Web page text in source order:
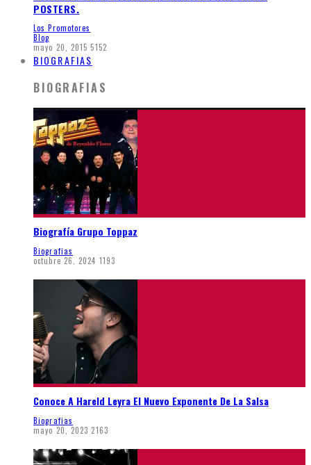
POSTERS.
Los Promotores
Blog
mayo 20, 2015 5152
BIOGRAFIAS
BIOGRAFIAS
Biografía Grupo Toppaz
Biografias
octubre 26, 2024 1193
Conoce A Hareld Leyra El Nuevo Exponente De La Salsa
Biografias
mayo 20, 2023 2163